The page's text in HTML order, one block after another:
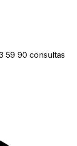
59 90 consultas